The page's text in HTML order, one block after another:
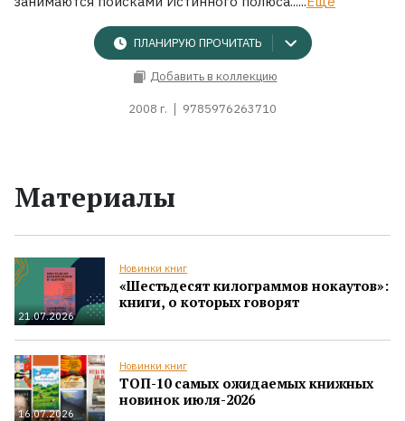
ПЛАНИРУЮ ПРОЧИТАТЬ
Добавить в коллекцию
2008 г. 9785976263710
Материалы
21.07.2026
Новинки книг
«Шестьдесят килограммов нокаутов»:
книги, о которых говорят
16.07.2026
Новинки книг
ТОП-10 самых ожидаемых книжных
новинок июля-2026